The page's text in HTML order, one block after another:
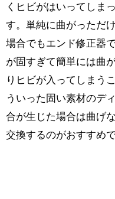
くヒビがはいってしま
す。単純に曲がっただ
場合でもエンド修正器
が固すぎて簡単には曲
りヒビが入ってしまう
ういった固い素材のデ
合が生じた場合は曲げ
交換するのがおすすめで